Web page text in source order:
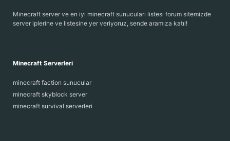
Minecraft server ve en iyi minecraft sunucuları listesi forum sitemizde
server iplerine ve listesine yer veriyoruz, sende aramıza katıl!
Minecraft Serverleri
minecraft faction sunucular
minecraft skyblock server
minecraft survival serverleri